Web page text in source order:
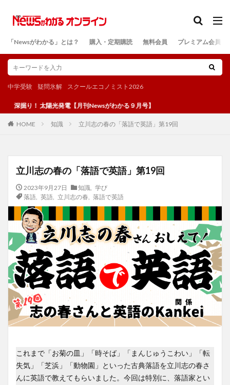
「Newsがわかる」とは？ 購入・定期購読 無料会員 プレミアム会員
中学受験 疑問氷解 スクールエコノミスト2026
太陽光発電【月刊Newsがわかる９月号】
HOME 知識 立川志の春の「落語で英語」第19回
立川志の春の「落語で英語」第19回
2023年9月27日 知識
学び
落語, 英語, 立川志の春 落語で英語
これまで「お菊の皿」「時そば」「まんじゅうこわい」「転
失気」「芝浜」「動物園」といった古典落語を立川志の春さ
んに英語で教えてもらいました。今回は特別に、落語家とい
検索